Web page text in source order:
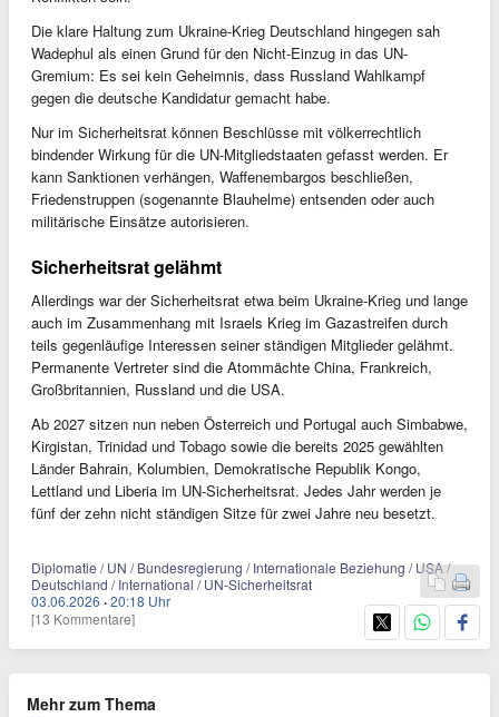
Die klare Haltung zum Ukraine-Krieg Deutschland hingegen sah
Wadephul als einen Grund für den Nicht-Einzug in das UN-
Gremium: Es sei kein Geheimnis, dass Russland Wahlkampf
gegen die deutsche Kandidatur gemacht habe.
Nur im Sicherheitsrat können Beschlüsse mit völkerrechtlich
bindender Wirkung für die UN-Mitgliedstaaten gefasst werden. Er
kann Sanktionen verhängen, Waffenembargos beschließen,
Friedenstruppen (sogenannte Blauhelme) entsenden oder auch
militärische Einsätze autorisieren.
Sicherheitsrat gelähmt
Allerdings war der Sicherheitsrat etwa beim Ukraine-Krieg und lange
auch im Zusammenhang mit Israels Krieg im Gazastreifen durch
teils gegenläufige Interessen seiner ständigen Mitglieder gelähmt.
Permanente Vertreter sind die Atommächte China, Frankreich,
Großbritannien, Russland und die USA.
Ab 2027 sitzen nun neben Österreich und Portugal auch Simbabwe,
Kirgistan, Trinidad und Tobago sowie die bereits 2025 gewählten
Länder Bahrain, Kolumbien, Demokratische Republik Kongo,
Lettland und Liberia im UN-Sicherheitsrat. Jedes Jahr werden je
fünf der zehn nicht ständigen Sitze für zwei Jahre neu besetzt.
Diplomatie / UN / Bundesregierung / Internationale Beziehung / USA /
Deutschland / International / UN-Sicherheitsrat
03.06.2026 ·20:18 Uhr
[13 Kommentare]
Mehr zum Thema